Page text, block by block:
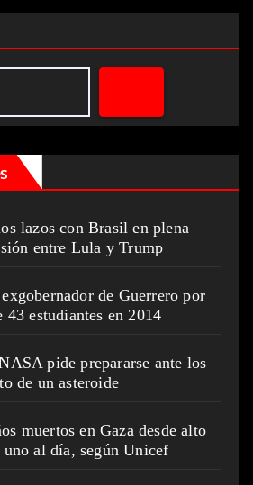
lazos con Brasil en plena
entre Lula y Trump
de Guerrero por
43 estudiantes en 2014
pide prepararse ante los
de un asteroide
muertos en Gaza desde alto
al día, según Unicef